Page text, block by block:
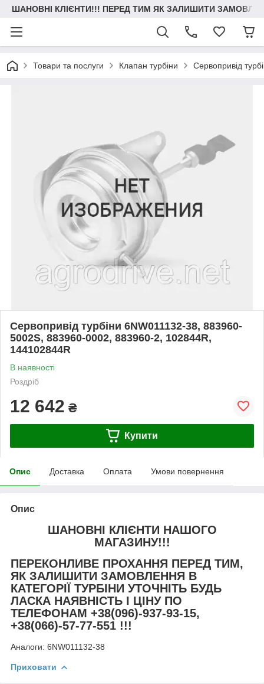
ШАНОВНІ КЛІЄНТИ!!! ПЕРЕД ТИМ ЯК ЗАЛИШИТИ
Товари та послуги Клапан турбіни Сервопривід
Сервопривід турбіни 6NW011132-38, 883960-
5002S, 883960-0002, 883960-2, 102844R,
144102844R
В наявності
Роздріб
12 642 ₴
Купити
Опис Доставка Оплата Умови повернення
Опис
ШАНОВНІ КЛІЄНТИ НАШОГО
МАГАЗИНУ!!!
ПЕРЕКОНЛИВЕ ПРОХАННЯ ПЕРЕД ТИМ,
ЯК ЗАЛИШИТИ ЗАМОВЛЕННЯ В
КАТЕГОРІЇ ТУРБІНИ УТОЧНІТЬ БУДЬ
ЛАСКА НАЯВНІСТЬ І ЦІНУ ПО
ТЕЛЕФОНАМ +38(096)-937-93-15,
+38(066)-57-77-551 !!!
Аналоги: 6NW011132-38
Приховати